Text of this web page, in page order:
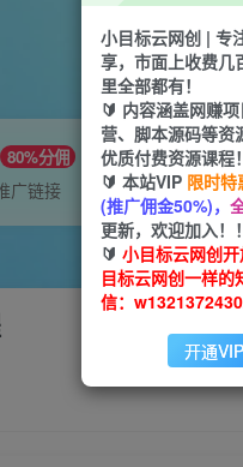
80%分佣
广链接
小目标云网创 | 专
享，市面上收费几
里全部都有！
🔰 内容涵盖网赚
营、脚本源码等资
优质付费资源课程！
🔰 本站VIP 限时特
(推广佣金50%)，
更新，欢迎加入！！
🔰 小目标云网创
目标云网创一样的
信：
开通